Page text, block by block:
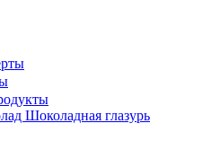
Шоколадная глазурь